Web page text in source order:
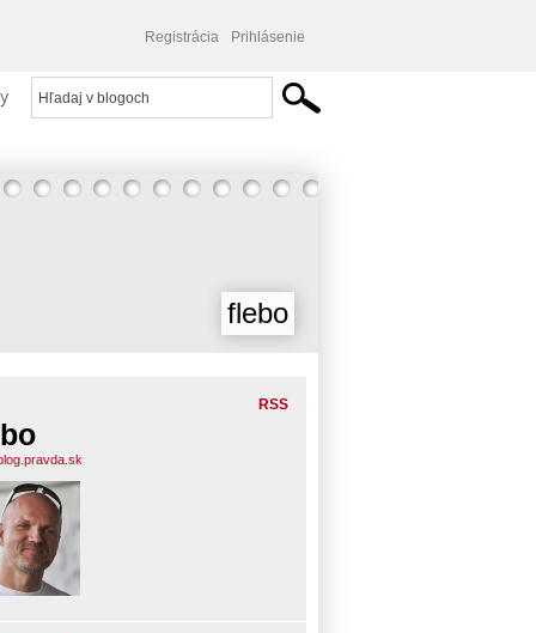
Registrácia Prihlásenie
flebo
RSS